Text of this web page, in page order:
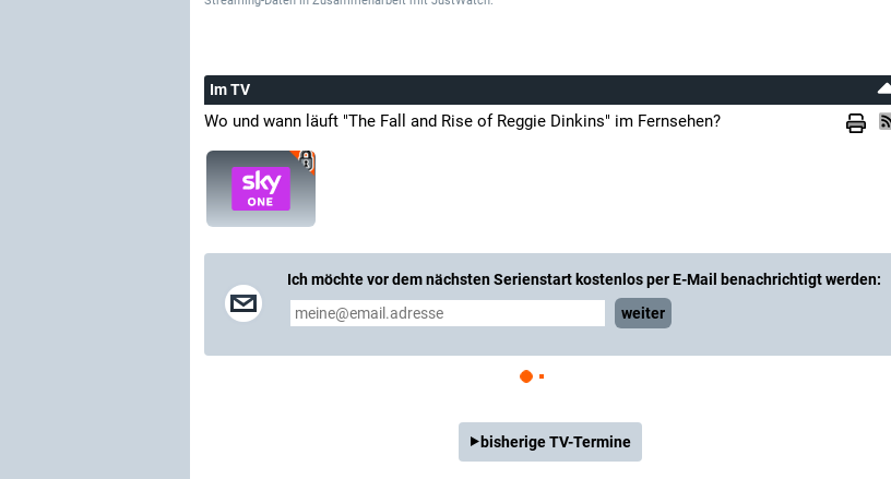
Im TV
Wo und wann läuft "The Fall and Rise of Reggie Dinkins" im Fernsehen?
Ich möchte vor dem nächsten Serienstart kostenlos per E-Mail benachrichtigt werden:
weiter
bisherige TV-Termine